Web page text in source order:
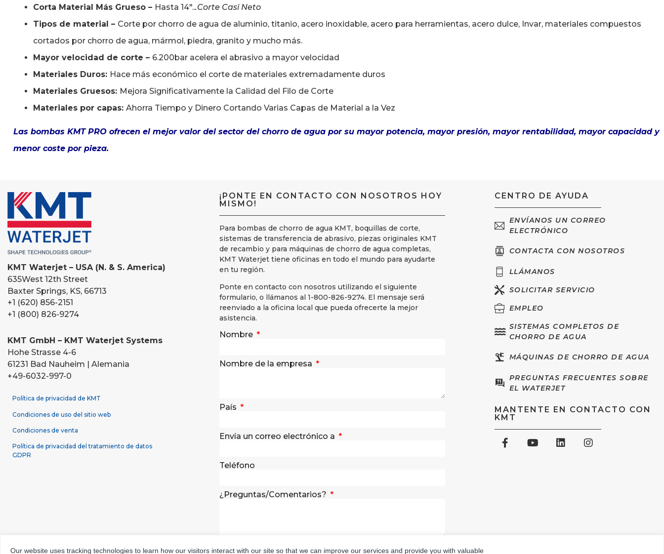
Corta Material Más Grueso – Hasta 14″...Corte Casi Neto
Tipos de material – Corte por chorro de agua de aluminio, titanio, acero inoxidable, acero para herramientas, acero dulce, Invar, materiales compuestos
cortados por chorro de agua, mármol, piedra, granito y mucho más.
Mayor velocidad de corte – 6.200bar acelera el abrasivo a mayor velocidad
Materiales Duros: Hace más económico el corte de materiales extremadamente duros
Materiales Gruesos: Mejora Significativamente la Calidad del Filo de Corte
Materiales por capas: Ahorra Tiempo y Dinero Cortando Varias Capas de Material a la Vez
Las bombas KMT PRO ofrecen el mejor valor del sector del chorro de agua por su mayor potencia, mayor presión, mayor rentabilidad, mayor capacidad y
menor coste por pieza.
KMT Waterjet – USA (N. & S. America)
635West 12th Street
Baxter Springs, KS, 66713
+1 (620) 856-2151
+1 (800) 826-9274
KMT GmbH – KMT Waterjet Systems
Hohe Strasse 4-6
61231 Bad Nauheim | Alemania
+49-6032-997-0
Política de privacidad de KMT
Condiciones de uso del sitio web
Condiciones de venta
Política de privacidad del tratamiento de datos
GDPR
¡PONTE EN CONTACTO CON NOSOTROS HOY
MISMO!
Para bombas de chorro de agua KMT, boquillas de corte,
sistemas de transferencia de abrasivo, piezas originales KMT
de recambio y para máquinas de chorro de agua completas,
KMT Waterjet tiene oficinas en todo el mundo para ayudarte
en tu región.
Ponte en contacto con nosotros utilizando el siguiente
formulario, o llámanos al 1-800-826-9274. El mensaje será
reenviado a la oficina local que pueda ofrecerte la mejor
asistencia.
Nombre
Nombre de la empresa
País
Envía un correo electrónico a
Teléfono
¿Preguntas/Comentarios?
CENTRO DE AYUDA
ENVÍANOS UN CORREO
ELECTRÓNICO
CONTACTA CON NOSOTROS
LLÁMANOS
SOLICITAR SERVICIO
EMPLEO
SISTEMAS COMPLETOS DE
CHORRO DE AGUA
MÁQUINAS DE CHORRO DE AGUA
PREGUNTAS FRECUENTES SOBRE
EL WATERJET
MANTENTE EN CONTACTO CON
KMT
Our website uses tracking technologies to learn how our visitors interact with our site so that we can improve our services and provide you with valuable